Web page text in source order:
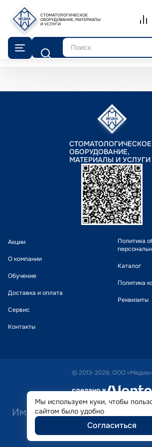
СТОМАТОЛОГИЧЕСКОЕ
ОБОРУДОВАНИЕ, МАТЕРИАЛЫ
И УСЛУГИ
Поиск
СТОМАТОЛОГИЧЕСКОЕ
ОБОРУДОВАНИЕ,
МАТЕРИАЛЫ И УСЛУГИ
Акции
О компании
Обучение
Доставка и оплата
Сервис
Контакты
Политика
Каталог
Политика
Реквизиты
© 2013-2026, ООО «Медиа»
сделано в alente
Имеются
консультация
Мы используем куки, чтобы
сайтом было удобно
Согласиться